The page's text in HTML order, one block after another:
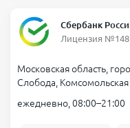
Сбербанк
Лицензия
Московская область,
Слобода,
ежедневно, 08:00–21:00